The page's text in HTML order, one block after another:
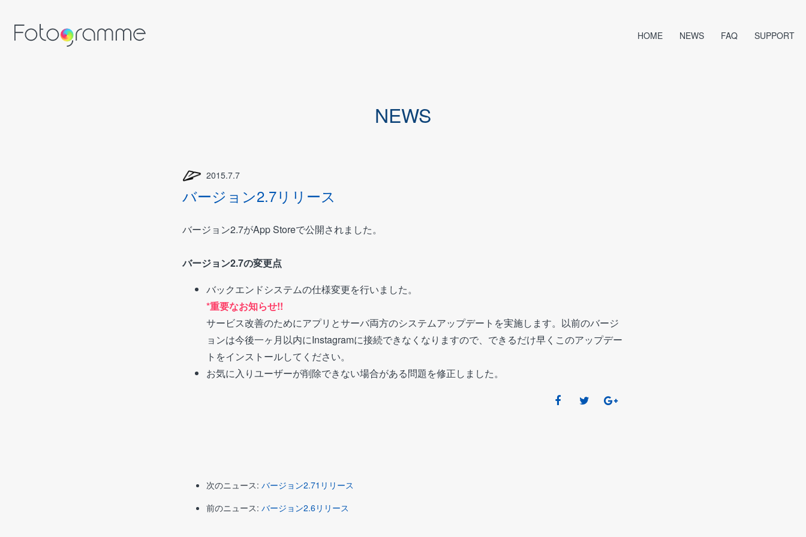
HOME NEWS FAQ SUPPORT
NEWS
2015.7.7
バージョン2.7リリース
バージョン2.7がApp Storeで公開されました。
バージョン2.7の変更点
バックエンドシステムの仕様変更を行いました。
*重要なお知らせ!!
サービス改善のためにアプリとサーバ両方のシステムアップデートを実施します。以前のバージ
ョンは今後一ヶ月以内にInstagramに接続できなくなりますので、できるだけ早くこのアップデー
トをインストールしてください。
お気に入りユーザーが削除できない場合がある問題を修正しました。
次のニュース: バージョン2.71リリース
前のニュース: バージョン2.6リリース